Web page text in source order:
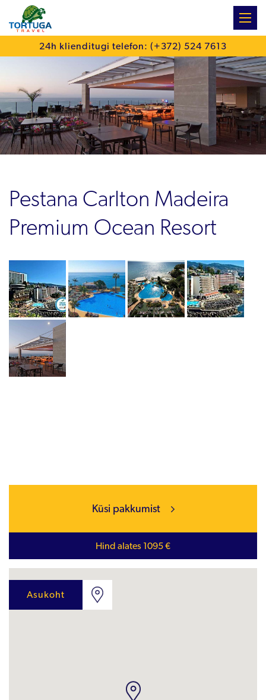
24h klienditugi telefon: (+372) 524 7613
Pestana Carlton Madeira
Premium Ocean Resort
Küsi pakkumist
Hind alates 1095 €
Asukoht